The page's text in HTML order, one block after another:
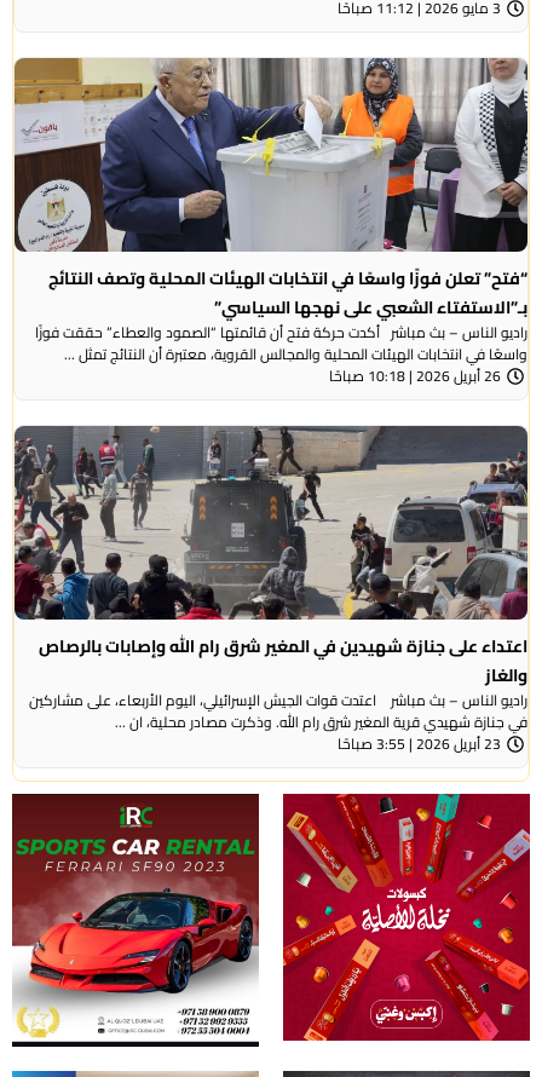
3 مايو 2026 | 11:12 صباحًا
“فتح” تعلن فوزًا واسعًا في انتخابات الهيئات المحلية وتصف النتائج
بـ”الاستفتاء الشعبي على نهجها السياسي”
راديو الناس – بث مباشر أكدت حركة فتح أن قائمتها “الصمود والعطاء” حققت فوزًا
واسعًا في انتخابات الهيئات المحلية والمجالس القروية، معتبرة أن النتائج تمثل ...
26 أبريل 2026 | 10:18 صباحًا
اعتداء على جنازة شهيدين في المغير شرق رام الله وإصابات بالرصاص
والغاز
راديو الناس – بث مباشر اعتدت قوات الجيش الإسرائيلي، اليوم الأربعاء، على مشاركين
في جنازة شهيدي قرية المغير شرق رام الله. وذكرت مصادر محلية، ان ...
23 أبريل 2026 | 3:55 صباحًا